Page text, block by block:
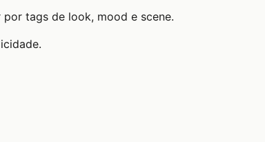
tags de look, mood e scene.